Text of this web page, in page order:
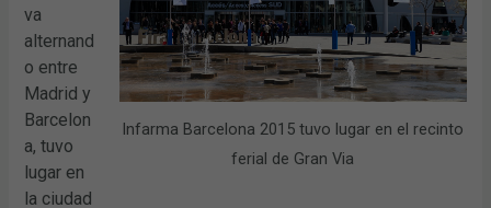
Infarma Barcelona 2015 tuvo lugar en el recinto
ferial de Gran Via
va
alternand
o entre
Madrid y
Barcelon
a, tuvo
lugar en
la ciudad